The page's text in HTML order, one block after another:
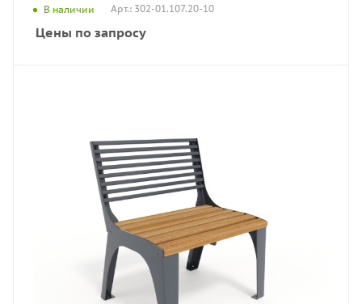
В наличии Арт.: 302-01.107.20-10
Цены по запросу